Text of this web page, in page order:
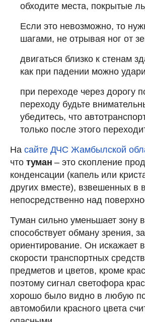
обходите места, покрытые
Если это невозможно, то
шагами, не отрывая ног от
двигаться близко к стенам
как при падении можно
при переходе через дорогу
переходу будьте
убедитесь, что
только после этого
На сайте ДЧС Жамбылской
что туман – это скопление
конденсации (капель или
других вместе), взвешенных в
непосредственно над
Туман сильно уменьшает зону
способствует обману зрения,
ориентирование. Он искажает
скорости транспортных
предметов и цветов, кроме
поэтому сигнал светофора
хорошо было видно в любую
автомобили красного цвета